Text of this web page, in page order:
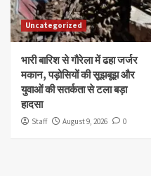
Uncategorized
भारी बारिश से गौरेला में ढहा जर्जर
मकान, पड़ोसियों की सूझबूझ और
युवाओं की सतर्कता से टला बड़ा
हादसा
Staff August 9, 2026 0